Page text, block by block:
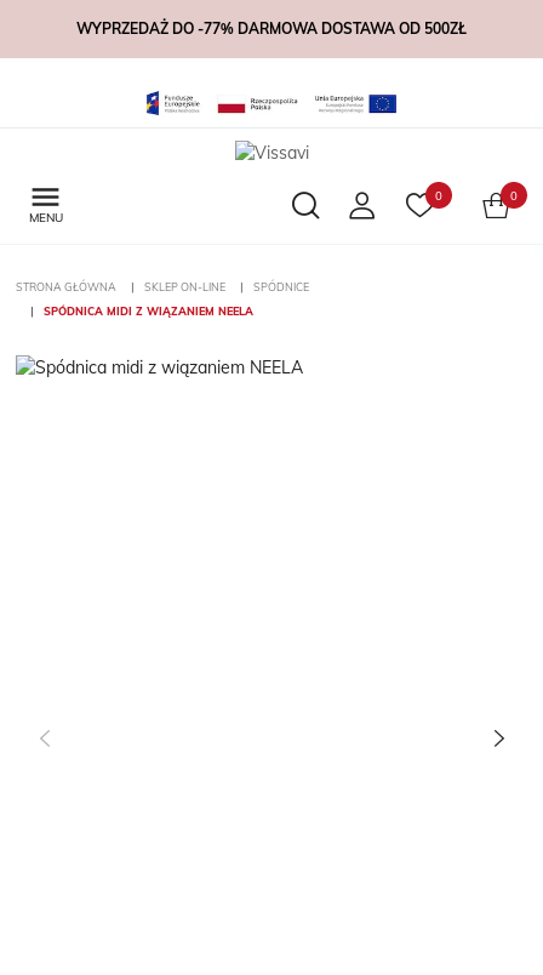
WYPRZEDAŻ DO -77% DARMOWA DOSTAWA OD 500ZŁ

MENU
0 0
STRONA GŁÓWNA SKLEP ON-LINE
SPÓDNICE
SPÓDNICA MIDI Z WIĄZANIEM NEELA